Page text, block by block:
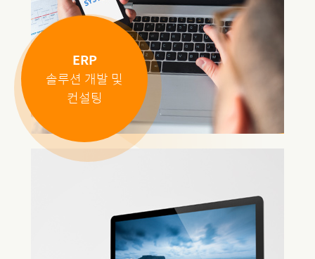
ERP
솔루션 개발 및
컨설팅